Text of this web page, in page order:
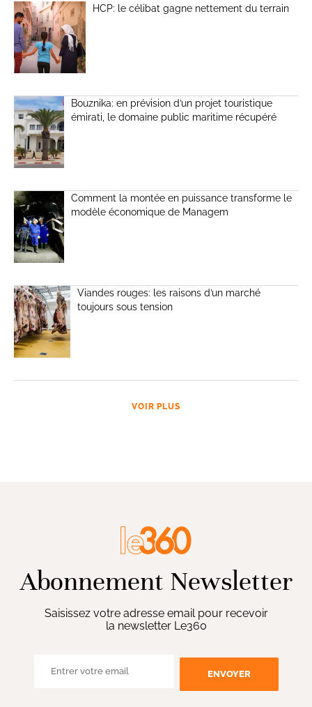
HCP: le célibat gagne nettement du terrain
Bouznika: en prévision d’un projet touristique
émirati, le domaine public maritime récupéré
Comment la montée en puissance transforme le
modèle économique de Managem
Viandes rouges: les raisons d’un marché
toujours sous tension
VOIR PLUS
Abonnement Newsletter
Saisissez votre adresse email pour recevoir
la newsletter Le360
ENVOYER